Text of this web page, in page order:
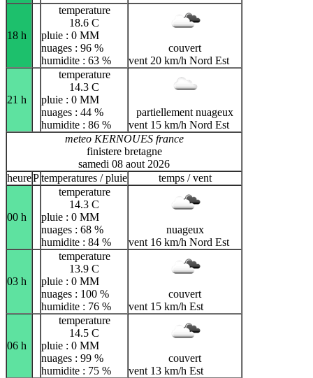
18 h
temperature
18.6 C
pluie : 0 MM
nuages : 96 %
humidite : 63 %
couvert
vent 20 km/h Nord Est
21 h
temperature
14.3 C
pluie : 0 MM
nuages : 44 %
humidite : 86 %
partiellement nuageux
vent 15 km/h Nord Est
meteo KERNOUES france
finistere bretagne
samedi 08 aout 2026
heurePtemperatures / pluie temps / vent
00 h
temperature
14.3 C
pluie : 0 MM
nuages : 68 %
humidite : 84 %
nuageux
vent 16 km/h Nord Est
03 h
temperature
13.9 C
pluie : 0 MM
nuages : 100 %
humidite : 76 %
couvert
vent 15 km/h Est
06 h
temperature
14.5 C
pluie : 0 MM
nuages : 99 %
humidite : 75 %
couvert
vent 13 km/h Est